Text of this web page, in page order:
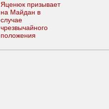
Яценюк призывает
на Майдан в
случае
чрезвычайного
положения